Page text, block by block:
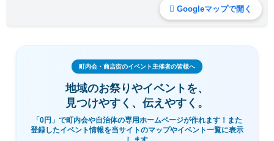
Googleマップで開く
町内会・商店街のイベント主催者の皆様へ
地域のお祭りやイベントを、
見つけやすく、伝えやすく。
「0円」で町内会や自治体の専用ホームページが作れます！また
登録したイベント情報を当サイトのマップやイベント一覧に表示